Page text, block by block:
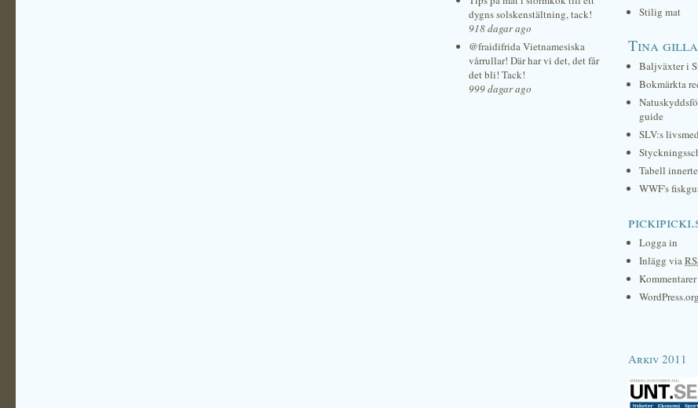
dygns solskenstältning, tack!
918 dagar ago
@fraidifrida Vietnamesiska
vårrullar! Där har vi det, det får
det bli! Tack!
999 dagar ago
Stilig mat
Tina
Baljväxter i
Bokmärkta
guide
SLV:s
Tabell
WWF's
Logga in
Inlägg via
WordPress.org
Arkiv 2011